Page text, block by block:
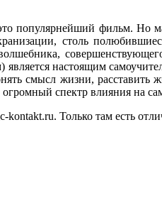
популярнейший фильм. Но
столь
настоящим
смысл жизни, расставить
спектр влияния на
kontakt.ru. Только там есть